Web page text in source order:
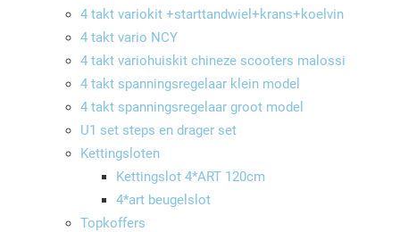
4 takt variokit +starttandwiel+krans+koelvin
4 takt vario NCY
4 takt variohuiskit chineze scooters malossi
4 takt spanningsregelaar klein model
4 takt spanningsregelaar groot model
U1 set steps en drager set
Kettingsloten
Kettingslot 4*ART 120cm
4*art beugelslot
Topkoffers